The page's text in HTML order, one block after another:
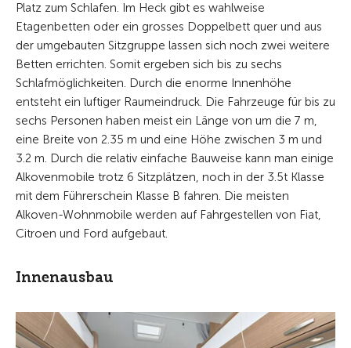
Platz zum Schlafen. Im Heck gibt es wahlweise
Etagenbetten oder ein grosses Doppelbett quer und aus
der umgebauten Sitzgruppe lassen sich noch zwei weitere
Betten errichten. Somit ergeben sich bis zu sechs
Schlafmöglichkeiten. Durch die enorme Innenhöhe
entsteht ein luftiger Raumeindruck. Die Fahrzeuge für bis zu
sechs Personen haben meist ein Länge von um die 7 m,
eine Breite von 2.35 m und eine Höhe zwischen 3 m und
3.2 m. Durch die relativ einfache Bauweise kann man einige
Alkovenmobile trotz 6 Sitzplätzen, noch in der 3.5t Klasse
mit dem Führerschein Klasse B fahren. Die meisten
Alkoven-Wohnmobile werden auf Fahrgestellen von Fiat,
Citroen und Ford aufgebaut.
Innenausbau